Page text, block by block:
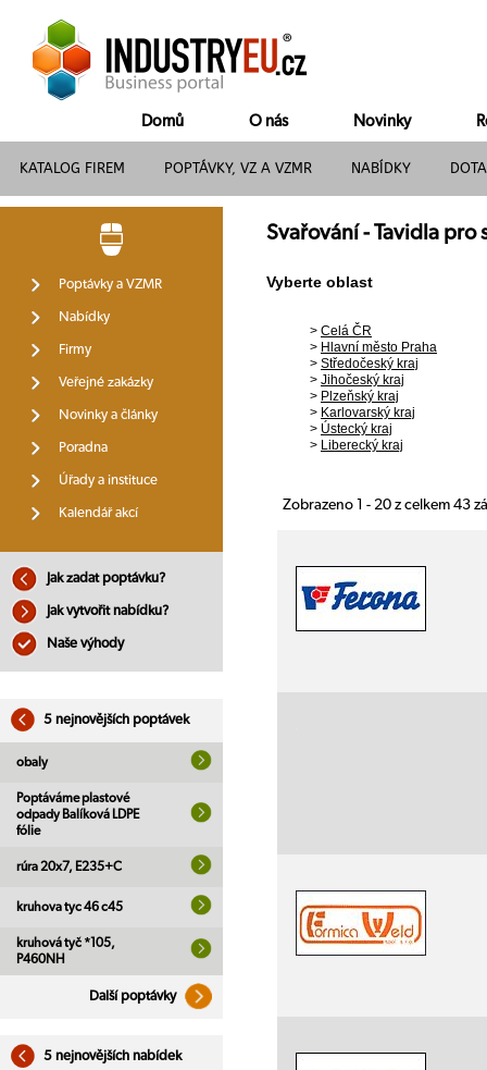
Domů O nás Novinky
KATALOG FIREM POPTÁVKY, VZ A VZMR NABÍDKY
Poptávky a VZMR
Nabídky
Firmy
Veřejné zakázky
Novinky a články
Poradna
Úřady a instituce
Kalendář akcí
Jak zadat poptávku?
Jak vytvořit nabídku?
Naše výhody
5 nejnovějších poptávek
obaly
Poptáváme plastové
odpady Balíková LDPE
fólie
rúra 20x7, E235+C
kruhova tyc 46 c45
kruhová tyč *105,
P460NH
Další poptávky
5 nejnovějších nabídek
Svařování - Tavidla pro
Vyberte oblast
> Celá ČR
> Hlavní město Praha
> Středočeský kraj
> Jihočeský kraj
> Plzeňský kraj
> Karlovarský kraj
> Ústecký kraj
> Liberecký kraj
Zobrazeno 1 - 20 z celkem 43